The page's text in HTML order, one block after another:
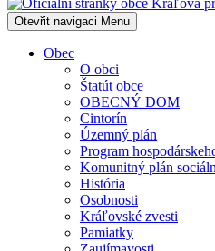
Otevřit navigaci Menu
Obec
O obci
Štatút obce
OBECNÝ DOM
Cintorín
Územný plán
Program
Komunitný plán
História
Osobnosti
Kráľovské zvesti
Pamiatky